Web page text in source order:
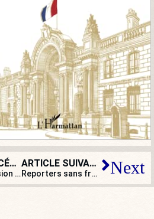
ARTICLE PRÉCÉDENT
Après la démission fracassante de sa présidente, la Hongrie est-elle sortie de la tourmente ?
ARTICLE SUIVANT
Reporters sans frontières, une association anti-Bolloré gavée de subventions Next